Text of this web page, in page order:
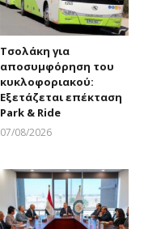
Τσολάκη για
αποσυμφόρηση του
κυκλοφοριακού:
Εξετάζεται επέκταση
Park & Ride
07/08/2026